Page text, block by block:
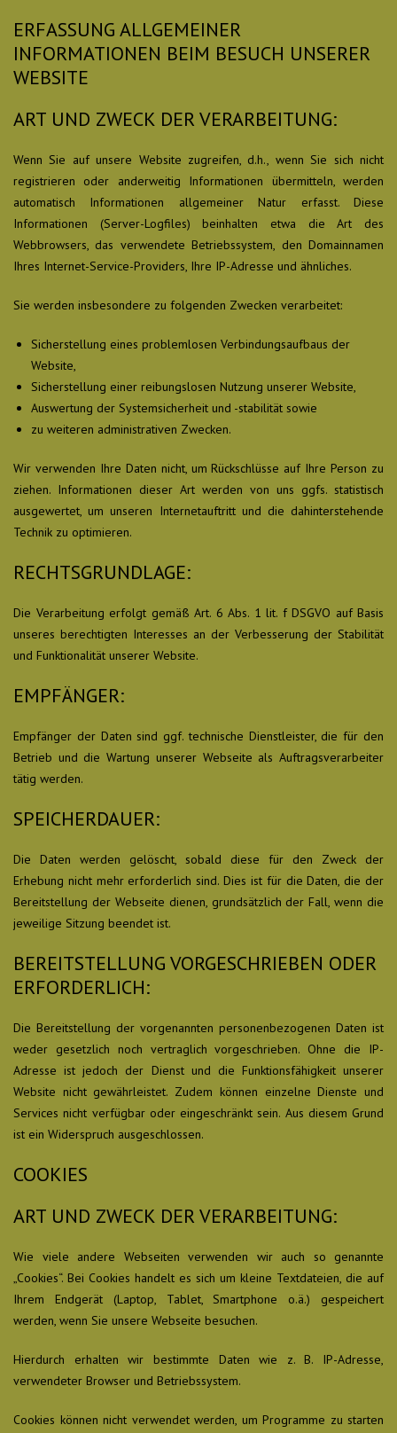
ERFASSUNG ALLGEMEINER
INFORMATIONEN BEIM BESUCH UNSERER
WEBSITE
ART UND ZWECK DER VERARBEITUNG:
Wenn Sie auf unsere Website zugreifen, d.h., wenn Sie sich nicht
registrieren oder anderweitig Informationen übermitteln, werden
automatisch Informationen allgemeiner Natur erfasst. Diese
Informationen (Server-Logfiles) beinhalten etwa die Art des
Webbrowsers, das verwendete Betriebssystem, den Domainnamen
Ihres Internet-Service-Providers, Ihre IP-Adresse und ähnliches.
Sie werden insbesondere zu folgenden Zwecken verarbeitet:
Sicherstellung eines problemlosen Verbindungsaufbaus der
Website,
Sicherstellung einer reibungslosen Nutzung unserer Website,
Auswertung der Systemsicherheit und -stabilität sowie
zu weiteren administrativen Zwecken.
Wir verwenden Ihre Daten nicht, um Rückschlüsse auf Ihre Person zu
ziehen. Informationen dieser Art werden von uns ggfs. statistisch
ausgewertet, um unseren Internetauftritt und die dahinterstehende
Technik zu optimieren.
RECHTSGRUNDLAGE:
Die Verarbeitung erfolgt gemäß Art. 6 Abs. 1 lit. f DSGVO auf Basis
unseres berechtigten Interesses an der Verbesserung der Stabilität
und Funktionalität unserer Website.
EMPFÄNGER:
Empfänger der Daten sind ggf. technische Dienstleister, die für den
Betrieb und die Wartung unserer Webseite als Auftragsverarbeiter
tätig werden.
SPEICHERDAUER:
Die Daten werden gelöscht, sobald diese für den Zweck der
Erhebung nicht mehr erforderlich sind. Dies ist für die Daten, die der
Bereitstellung der Webseite dienen, grundsätzlich der Fall, wenn die
jeweilige Sitzung beendet ist.
BEREITSTELLUNG VORGESCHRIEBEN ODER
ERFORDERLICH:
Die Bereitstellung der vorgenannten personenbezogenen Daten ist
weder gesetzlich noch vertraglich vorgeschrieben. Ohne die IP-
Adresse ist jedoch der Dienst und die Funktionsfähigkeit unserer
Website nicht gewährleistet. Zudem können einzelne Dienste und
Services nicht verfügbar oder eingeschränkt sein. Aus diesem Grund
ist ein Widerspruch ausgeschlossen.
COOKIES
ART UND ZWECK DER VERARBEITUNG:
Wie viele andere Webseiten verwenden wir auch so genannte
„Cookies“. Bei Cookies handelt es sich um kleine Textdateien, die auf
Ihrem Endgerät (Laptop, Tablet, Smartphone o.ä.) gespeichert
werden, wenn Sie unsere Webseite besuchen.
Hierdurch erhalten wir bestimmte Daten wie z. B. IP-Adresse,
verwendeter Browser und Betriebssystem.
Cookies können nicht verwendet werden, um Programme zu starten